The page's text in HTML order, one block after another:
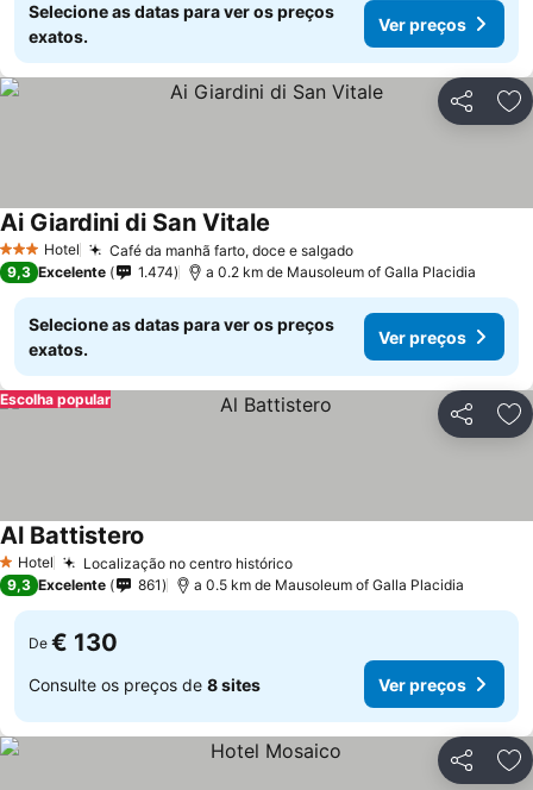
Selecione as datas para ver os preços
exatos.
Ver preços
Partilhar
3 EstrelasHotel Café da manhã farto, doce e salgado
Ai Giardini di San Vitale
9,3 Excelente 1.474 a 0.2 km de Mausoleum of Galla Placidia
Selecione as datas para ver os preços
exatos.
Ver preços
Partilhar
Escolha popular
1 Estrelas
Hotel Localização no centro histórico
Al Battistero
9,3 Excelente 861 a 0.5 km de Mausoleum of Galla Placidia
De € 130
Consulte os preços de 8 sites Ver preços
Partilhar